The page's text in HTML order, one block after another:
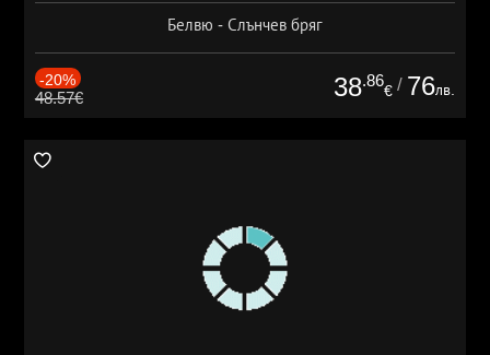
Белвю - Слънчев бряг
-20%
48.57€ 38.86
€ / 76лв.